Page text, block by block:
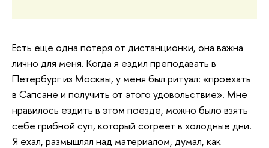
Есть еще одна потеря от дистанционки, она важна
лично для меня. Когда я ездил преподавать в
Петербург из Москвы, у меня был ритуал: «проехать
в Сапсане и получить от этого удовольствие». Мне
нравилось ездить в этом поезде, можно было взять
себе грибной суп, который согреет в холодные дни.
Я ехал, размышлял над материалом, думал, как